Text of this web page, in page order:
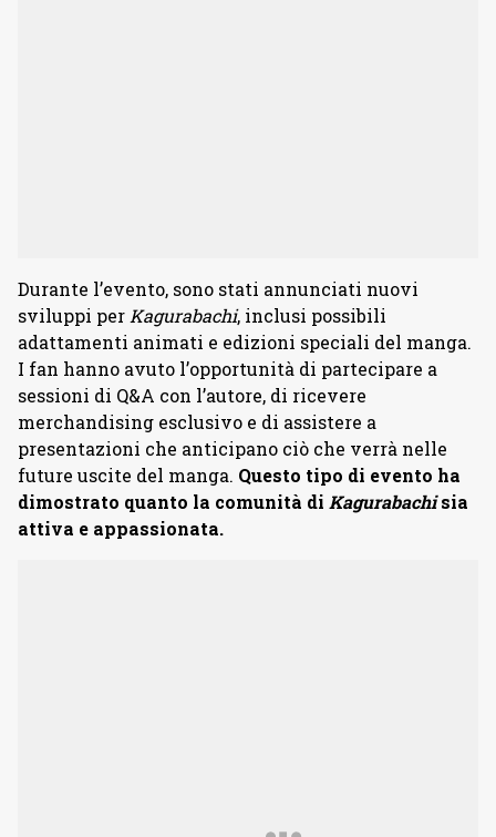
Durante l’evento, sono stati annunciati nuovi
sviluppi perKagurabachi, inclusi possibili
adattamenti animati e edizioni speciali del manga.
I fan hanno avuto l’opportunità di partecipare a
sessioni di Q&A con l’autore, di ricevere
merchandising esclusivo e di assistere a
presentazioni che anticipano ciò che verrà nelle
future uscite del manga. Questo tipo di evento ha
dimostrato quanto la comunità di Kagurabachisia
attiva e appassionata.